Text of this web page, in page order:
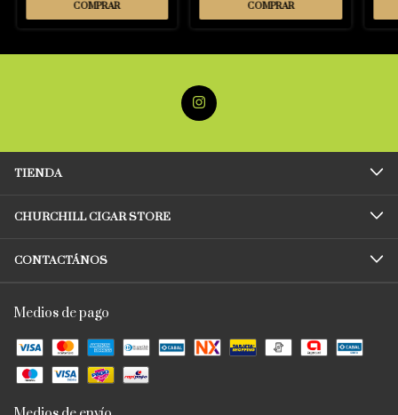
TIENDA
CHURCHILL CIGAR STORE
CONTACTÁNOS
Medios de pago